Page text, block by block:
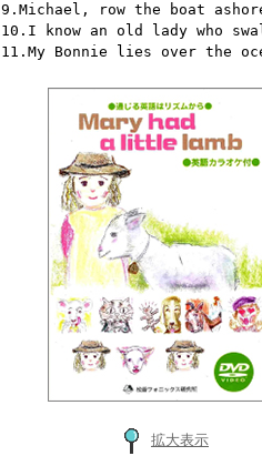
9.Michael, row the boat
10.I know an old lady who
11.My Bonnie lies over the
拡大表示